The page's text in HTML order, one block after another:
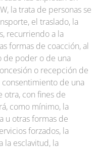
la trata de personas se
el traslado, la
recurriendo a la
formas de coacción, al
de poder o de una
o recepción de
de una
otra, con fines de
como mínimo, la
u otras formas de
forzados, la
la esclavitud, la